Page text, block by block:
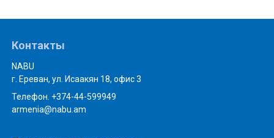
Контакты
NABU
г. Ереван, ул. Исаакян 18, офис 3
Телефон. +374-44-599949
armenia@nabu.am